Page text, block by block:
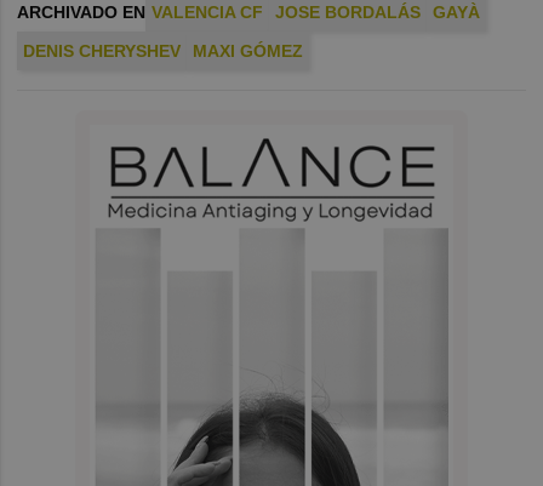
ARCHIVADO EN VALENCIA CF JOSE BORDALÁS
GAYÀ
DENIS CHERYSHEV
MAXI GÓMEZ